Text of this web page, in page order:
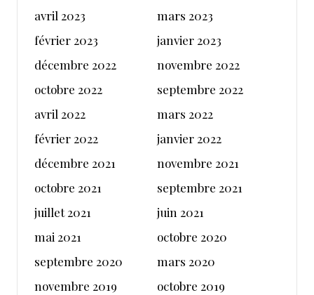
avril 2023
mars 2023
février 2023
janvier 2023
décembre 2022
novembre 2022
octobre 2022
septembre 2022
avril 2022
mars 2022
février 2022
janvier 2022
décembre 2021
novembre 2021
octobre 2021
septembre 2021
juillet 2021
juin 2021
mai 2021
octobre 2020
septembre 2020
mars 2020
novembre 2019
octobre 2019